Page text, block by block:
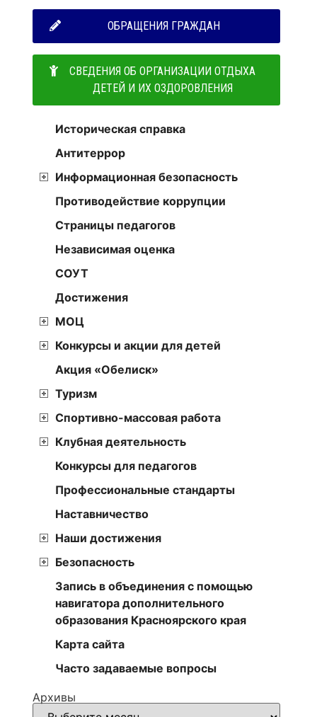
ОБРАЩЕНИЯ ГРАЖДАН
СВЕДЕНИЯ ОБ ОРГАНИЗАЦИИ ОТДЫХА
ДЕТЕЙ И ИХ ОЗДОРОВЛЕНИЯ
Историческая справка
Антитеррор
Информационная безопасность
Противодействие коррупции
Страницы педагогов
Независимая оценка
СОУТ
Достижения
МОЦ
Конкурсы и акции для детей
Акция «Обелиск»
Туризм
Спортивно-массовая работа
Клубная деятельность
Конкурсы для педагогов
Профессиональные стандарты
Наставничество
Наши достижения
Безопасность
Запись в объединения с помощью
навигатора дополнительного
образования Красноярского края
Карта сайта
Часто задаваемые вопросы
Архивы